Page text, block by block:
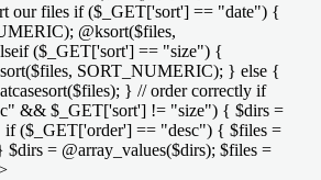
our files if ($_GET['sort'] == "date") {
@ksort($files,
($_GET['sort'] == "size") {
SORT_NUMERIC); } else {
} // order correctly if
&& $_GET['sort'] != "size") { $dirs =
if ($_GET['order'] == "desc") { $files =
$dirs = @array_values($dirs); $files =